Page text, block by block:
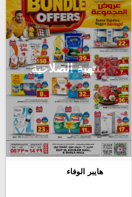
منتهية الصلاحية
هايبر الوفاء